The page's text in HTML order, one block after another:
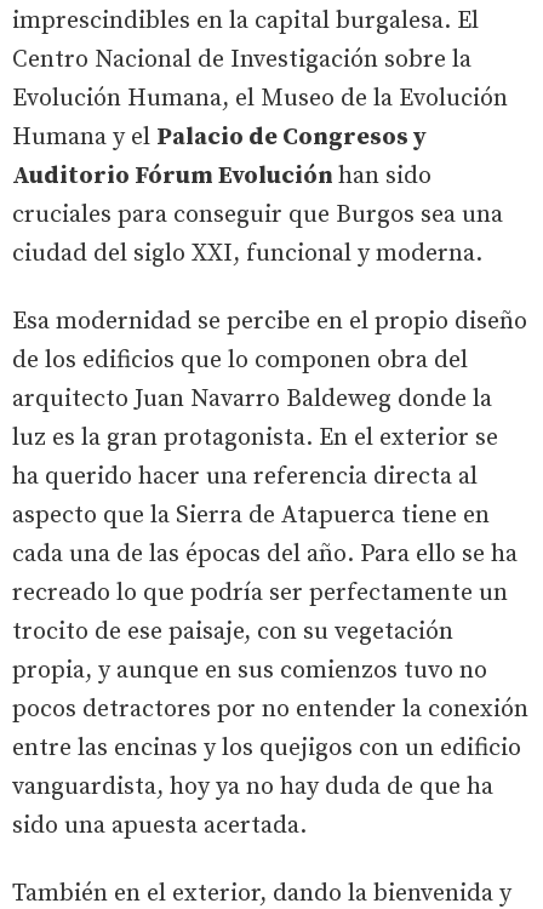
imprescindibles en la capital burgalesa. El
Centro Nacional de Investigación sobre la
Evolución Humana, el Museo de la Evolución
Humana y el Palacio de Congresos y
Auditorio Fórum Evolución han sido
cruciales para conseguir que Burgos sea una
ciudad del siglo XXI, funcional y moderna.
Esa modernidad se percibe en el propio diseño
de los edificios que lo componen obra del
arquitecto Juan Navarro Baldeweg donde la
luz es la gran protagonista. En el exterior se
ha querido hacer una referencia directa al
aspecto que la Sierra de Atapuerca tiene en
cada una de las épocas del año. Para ello se ha
recreado lo que podría ser perfectamente un
trocito de ese paisaje, con su vegetación
propia, y aunque en sus comienzos tuvo no
pocos detractores por no entender la conexión
entre las encinas y los quejigos con un edificio
vanguardista, hoy ya no hay duda de que ha
sido una apuesta acertada.
También en el exterior, dando la bienvenida y